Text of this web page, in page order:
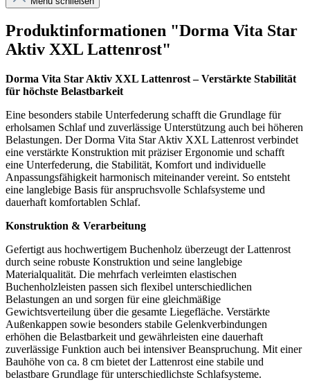
Produktinformationen "Dorma Vita Star
Aktiv XXL Lattenrost"
Dorma Vita Star Aktiv XXL Lattenrost – Verstärkte Stabilität
für höchste Belastbarkeit
Eine besonders stabile Unterfederung schafft die Grundlage für
erholsamen Schlaf und zuverlässige Unterstützung auch bei höheren
Belastungen. Der Dorma Vita Star Aktiv XXL Lattenrost verbindet
eine verstärkte Konstruktion mit präziser Ergonomie und schafft
eine Unterfederung, die Stabilität, Komfort und individuelle
Anpassungsfähigkeit harmonisch miteinander vereint. So entsteht
eine langlebige Basis für anspruchsvolle Schlafsysteme und
dauerhaft komfortablen Schlaf.
Konstruktion & Verarbeitung
Gefertigt aus hochwertigem Buchenholz überzeugt der Lattenrost
durch seine robuste Konstruktion und seine langlebige
Materialqualität. Die mehrfach verleimten elastischen
Buchenholzleisten passen sich flexibel unterschiedlichen
Belastungen an und sorgen für eine gleichmäßige
Gewichtsverteilung über die gesamte Liegefläche. Verstärkte
Außenkappen sowie besonders stabile Gelenkverbindungen
erhöhen die Belastbarkeit und gewährleisten eine dauerhaft
zuverlässige Funktion auch bei intensiver Beanspruchung. Mit einer
Bauhöhe von ca. 8 cm bietet der Lattenrost eine stabile und
belastbare Grundlage für unterschiedlichste Schlafsysteme.